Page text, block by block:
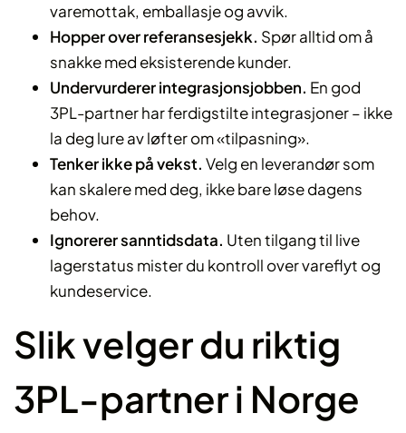
varemottak, emballasje og avvik.
Hopper over referansesjekk. Spør alltid om å
snakke med eksisterende kunder.
Undervurderer integrasjonsjobben. En god
3PL-partner har ferdigstilte integrasjoner – ikke
la deg lure av løfter om «tilpasning».
Tenker ikke på vekst. Velg en leverandør som
kan skalere med deg, ikke bare løse dagens
behov.
Ignorerer sanntidsdata. Uten tilgang til live
lagerstatus mister du kontroll over vareflyt og
kundeservice.
Slik velger du riktig
3PL-partner i Norge